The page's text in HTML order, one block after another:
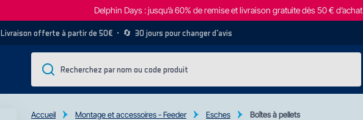
Delphin Days : jusqu’à 60% de remise et livraison gratuite dès 50 € d’achat
Livraison offerte à partir de 50€ • 🔄 30 jours pour changer d’avis
Accueil Montage et accessoires - Feeder Esches Boîtes à pellets